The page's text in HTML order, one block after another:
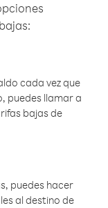
cada vez que
puedes llamar a
bajas de
puedes hacer
al destino de